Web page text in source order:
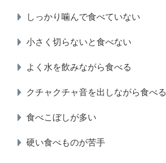
しっかり噛んで食べていない
小さく切らないと食べない
よく水を飲みながら食べる
クチャクチャ音を出しながら食べる
食べこぼしが多い
硬い食べものが苦手